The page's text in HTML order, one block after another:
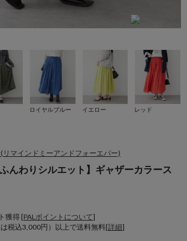
ロイヤルブルー イエロー レッド
マインドミーアンドフォーエバー)
ふんわりシルエット】ギャザーカラース
獲得 [PALポイントについて]
税込3,000円）以上で送料無料[詳細]